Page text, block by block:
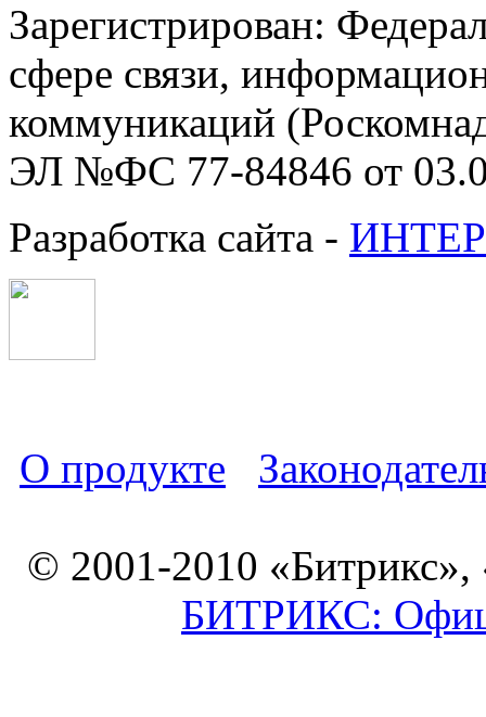
Зарегистрирован:
сфере связи,
коммуникаций
ЭЛ №ФС 77-84846 от
Разработка сайта -
О продукте
© 2001-2010 «Битрикс»,
БИТРИКС: